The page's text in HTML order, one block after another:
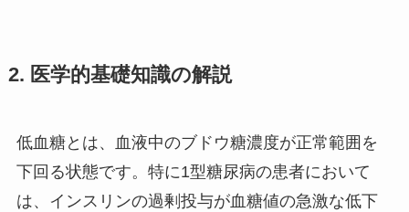
2. 医学的基礎知識の解説
低血糖とは、血液中のブドウ糖濃度が正常範囲を
下回る状態です。特に1型糖尿病の患者において
は、インスリンの過剰投与が血糖値の急激な低下